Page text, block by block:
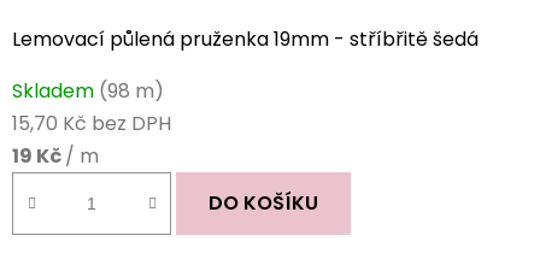
Lemovací půlená pruženka 19mm - stříbřitě šedá
Skladem (98 m)
15,70 Kč bez DPH
19 Kč/ m
DO KOŠÍKU